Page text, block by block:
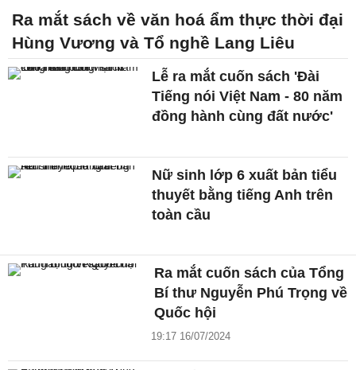
Ra mắt sách về văn hoá ẩm thực thời đại
Hùng Vương và Tổ nghề Lang Liêu
Lễ ra mắt cuốn sách 'Đài
Tiếng nói Việt Nam - 80 năm
đồng hành cùng đất nước'
Nữ sinh lớp 6 xuất bản tiểu
thuyết bằng tiếng Anh trên
toàn cầu
Ra mắt cuốn sách của Tổng
Bí thư Nguyễn Phú Trọng về
Quốc hội
19:17 16/07/2024